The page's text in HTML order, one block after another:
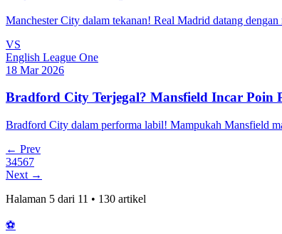
Manchester City dalam tekanan! Real Madrid datang
VS
English League One
18 Mar 2026
Bradford City Terjegal? Mansfield Incar Poin
Bradford City dalam performa labil! Mampukah Mansfield
← Prev
34567
Next →
Halaman 5 dari 11 • 130 artikel
⚽